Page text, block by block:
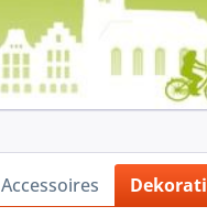
Accessoires